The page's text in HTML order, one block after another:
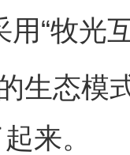
“牧光
态模
来。